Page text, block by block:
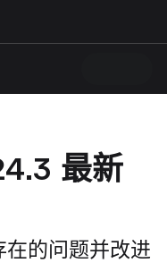
最新
的问题并改进